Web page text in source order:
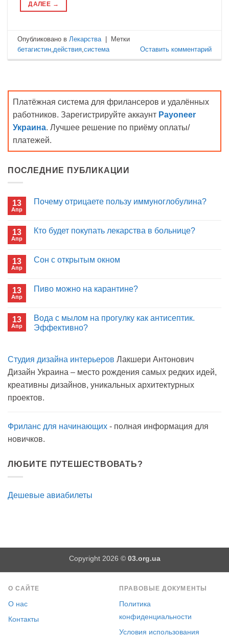
ДАЛЕЕ →
Опубликовано в Лекарства
Метки
бетагистин действия ,система Оставить комментарий
Платёжная система для фрилансеров и удалённых
работников. Зарегистрируйте аккаунт Payoneer
Украина. Лучшее решение по приёму оплаты/
платежей.
ПОСЛЕДНИЕ ПУБЛИКАЦИИ
13
Апр
Почему отрицаете пользу иммуноглобулина?
Почему
13
Апр
Кто будет покупать лекарства в больнице?
Кто
в
13
Апр
Сон с открытым окном
Сон
13
Апр
Пиво можно на карантине?
Пиво
можно
13
Апр
Вода с мылом на прогулку как антисептик.
Эффективно?
Вода
мылом
прогулку
антисептик.
Студия дизайна интерьеров Лакшери Антонович
Дизайн Украина – место рождения самых редких идей,
креативны дизайнов, уникальных архитектурных
проектов.
Фриланс для начинающих - полная информация для
новичков.
ЛЮБИТЕ ПУТЕШЕСТВОВАТЬ?
Дешевые авиабилеты
Copyright 2026 © 03.org.ua
О САЙТЕ
О нас
Контакты
ПРАВОВЫЕ ДОКУМЕНТЫ
Политика
конфиденциальности
Условия использования